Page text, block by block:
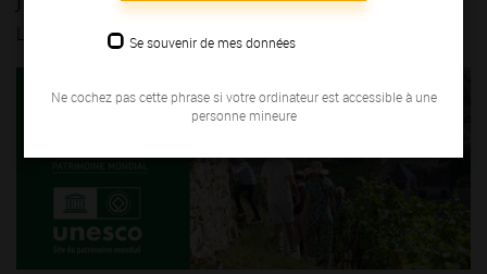
Se souvenir de mes données
Ne cochez pas cette phrase si votre ordinateur est accessible à une
personne mineure
LE 27/05/2026